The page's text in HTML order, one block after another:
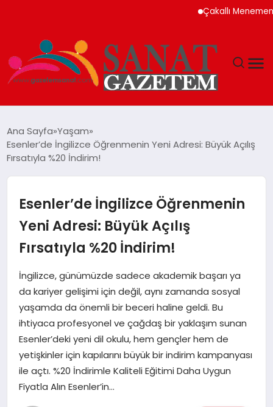
Çakallı Menemeni
TEKNOLOJI
YAŞAM
EKONOMI
SAĞLIK
DÜNYA
EĞITIM
Ana Sayfa Yaşam
Esenler’de İngilizce Öğrenmenin Yeni Adresi: Büyük Açılış
Fırsatıyla %20 İndirim!
Esenler’de İngilizce Öğrenmenin
Yeni Adresi: Büyük Açılış
Fırsatıyla %20 İndirim!
İngilizce, günümüzde sadece akademik başarı ya
da kariyer gelişimi için değil, aynı zamanda sosyal
yaşamda da önemli bir beceri haline geldi. Bu
ihtiyaca profesyonel ve çağdaş bir yaklaşım sunan
Esenler’deki yeni dil okulu, hem gençler hem de
yetişkinler için kapılarını büyük bir indirim kampanyası
ile açtı. %20 İndirimle Kaliteli Eğitimi Daha Uygun
Fiyatla Alın Esenler’in…